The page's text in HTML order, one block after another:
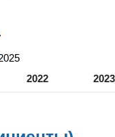
.
2022 2023